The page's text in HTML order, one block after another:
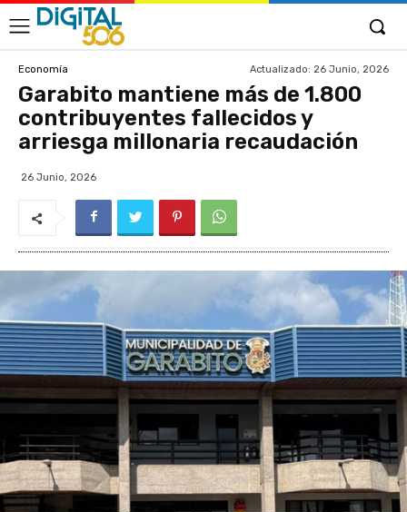
Economía Actualizado: 26 Junio, 2026
Garabito mantiene más de 1.800
contribuyentes fallecidos y
arriesga millonaria recaudación
26 Junio, 2026